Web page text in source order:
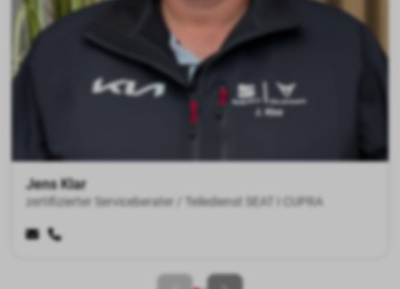
Manfred Juschczyk
zertifizierter Serviceberater / Teiledienst KIA